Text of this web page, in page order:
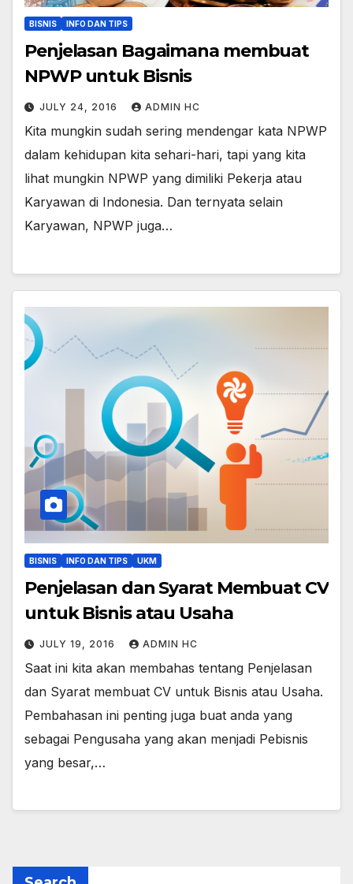
BISNIS INFO DAN TIPS
Penjelasan Bagaimana membuat
NPWP untuk Bisnis
JULY 24, 2016 ADMIN HC
Kita mungkin sudah sering mendengar kata NPWP
dalam kehidupan kita sehari-hari, tapi yang kita
lihat mungkin NPWP yang dimiliki Pekerja atau
Karyawan di Indonesia. Dan ternyata selain
Karyawan, NPWP juga…
BISNIS INFO DAN TIPS UKM
Penjelasan dan Syarat Membuat CV
untuk Bisnis atau Usaha
JULY 19, 2016 ADMIN HC
Saat ini kita akan membahas tentang Penjelasan
dan Syarat membuat CV untuk Bisnis atau Usaha.
Pembahasan ini penting juga buat anda yang
sebagai Pengusaha yang akan menjadi Pebisnis
yang besar,…